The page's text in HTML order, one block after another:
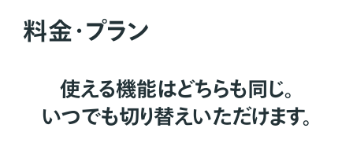
料金・プラン
使える機能はどちらも同じ。
いつでも切り替えいただけます。